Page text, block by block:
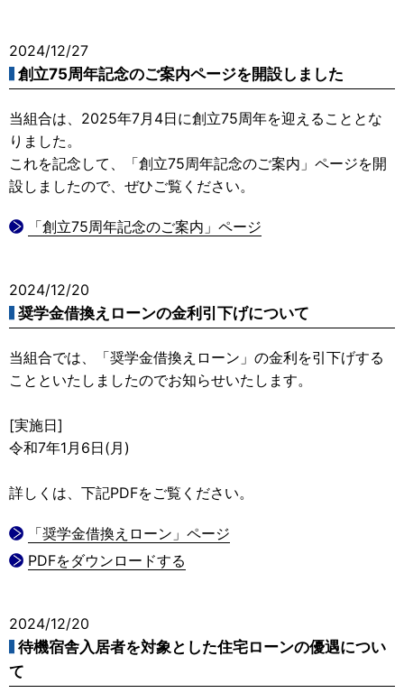
2024/12/27
創立75周年記念のご案内ページを開設しました
当組合は、2025年7月4日に創立75周年を迎えることとな
りました。
これを記念して、「創立75周年記念のご案内」ページを開
設しましたので、ぜひご覧ください。
「創立75周年記念のご案内」ページ
2024/12/20
奨学金借換えローンの金利引下げについて
当組合では、「奨学金借換えローン」の金利を引下げする
ことといたしましたのでお知らせいたします。
[実施日]
令和7年1月6日(月)
詳しくは、下記PDFをご覧ください。
「奨学金借換えローン」ページ
PDFをダウンロードする
2024/12/20
待機宿舎入居者を対象とした住宅ローンの優遇につい
て